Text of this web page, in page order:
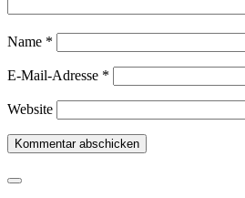
Name *
E-Mail-Adresse *
Website